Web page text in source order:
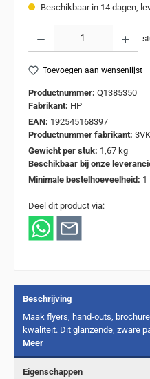
Beschikbaar in 14 dagen,
Toevoegen aan wensenlijst
Productnummer: Q1385350
Fabrikant: HP
EAN: 192545168397
Productnummer fabrikant:
Gewicht per stuk: 1,67 kg
Beschikbaar bij onze
Minimale bestelhoeveelheid: 1
Deel dit product via:
Beschrijving
Maak flyers, hand-outs,
kwaliteit. Dit glanzende, zware
Meer
Eigenschappen